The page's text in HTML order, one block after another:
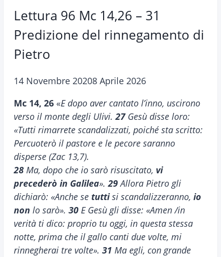
Lettura 96 Mc 14,26 – 31
Predizione del rinnegamento di
Pietro
14 Novembre 20208 Aprile 2026
Mc 14, 26 «E dopo aver cantato l’inno, uscirono
verso il monte degli Ulivi.27Gesù disse loro:
«Tutti rimarrete scandalizzati, poiché sta scritto:
Percuoterò il pastore e le pecore saranno
disperse (Zac 13,7).
28 Ma, dopo che io sarò risuscitato, vi
precederò in Galilea».29Allora Pietro gli
dichiarò: «Anche se tuttisi scandalizzeranno, io
non lo sarò». 30 E Gesù gli disse: «Amen /in
verità ti dico: proprio tu oggi, in questa stessa
notte, prima che il gallo canti due volte, mi
rinnegherai tre volte». 31 Ma egli, con grande